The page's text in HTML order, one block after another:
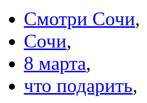
Смотри Сочи,
Сочи,
8 марта,
что подарить,